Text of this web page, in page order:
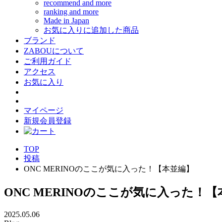
recommend and more
ranking and more
Made in Japan
お気に入りに追加した商品
ブランド
ZABOUについて
ご利用ガイド
アクセス
お気に入り
マイページ
新規会員登録
TOP
投稿
ONC MERINOのここが気に入った！【本並編】
ONC MERINOのここが気に入った！【
2025.05.06